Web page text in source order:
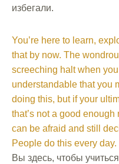
избегали.
You’re here to learn,
that by now. The
screeching halt when
understandable that you
doing this, but if your
that’s not a good
can be afraid and still
People do this every day.
Вы здесь, чтобы